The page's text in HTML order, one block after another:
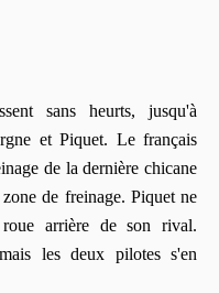
sans heurts, jusqu'à
et Piquet. Le français
de la dernière chicane
de freinage. Piquet ne
arrière de son rival.
les deux pilotes s'en